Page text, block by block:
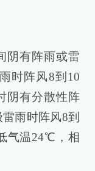
阴有阵雨或雷
时阵风8到10
阴有分散性阵
雨时阵风8到
气温24℃，相